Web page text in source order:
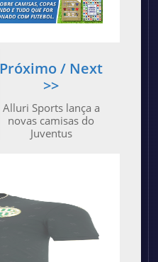
Próximo / Next
>>
Alluri Sports lança a
novas camisas do
Juventus